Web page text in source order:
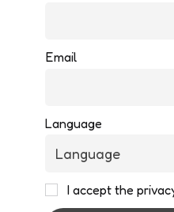
Email
Language
I accept the